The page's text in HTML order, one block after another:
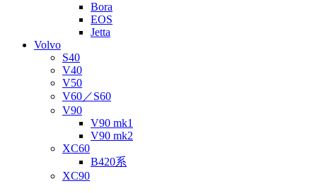
Bora
EOS
Jetta
Volvo
S40
V40
V50
V60／S60
V90
V90 mk1
V90 mk2
XC60
B420系
XC90